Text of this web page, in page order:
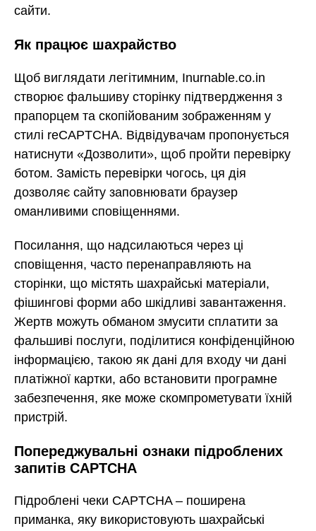
сайти.
Як працює шахрайство
Щоб виглядати легітимним, Inurnable.co.in
створює фальшиву сторінку підтвердження з
прапорцем та скопійованим зображенням у
стилі reCAPTCHA. Відвідувачам пропонується
натиснути «Дозволити», щоб пройти перевірку
ботом. Замість перевірки чогось, ця дія
дозволяє сайту заповнювати браузер
оманливими сповіщеннями.
Посилання, що надсилаються через ці
сповіщення, часто перенаправляють на
сторінки, що містять шахрайські матеріали,
фішингові форми або шкідливі завантаження.
Жертв можуть обманом змусити сплатити за
фальшиві послуги, поділитися конфіденційною
інформацією, такою як дані для входу чи дані
платіжної картки, або встановити програмне
забезпечення, яке може скомпрометувати їхній
пристрій.
Попереджувальні ознаки підроблених
запитів CAPTCHA
Підроблені чеки CAPTCHA – поширена
приманка, яку використовують шахрайські